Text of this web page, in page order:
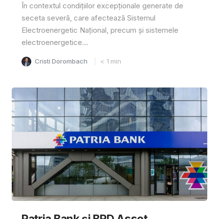
În contextul condițiilor excepționale generate de
seceta severã, care afecteazã Sistemul
Electroenergetic Național, precum și sistemele
electroenergetice...
Cristi Dorombach < 1 min